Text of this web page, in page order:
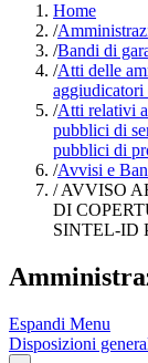
Home
/
/Bandi di
/Atti delle
aggiudicatori
/Atti relativi
pubblici di
pubblici di
/Avvisi e
/AVVISO
DI
SINTEL-ID
Espandi Menu
Disposizioni